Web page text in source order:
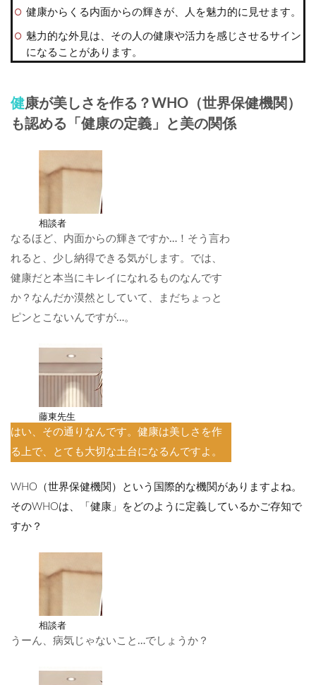
健康からくる内面からの輝きが、人を魅力的に見せます。
魅力的な外見は、その人の健康や活力を感じさせるサイン
になることがあります。
健康が美しさを作る？WHO（世界保健機関）
も認める「健康の定義」と美の関係
相談者
なるほど、内面からの輝きですか…！そう言わ
れると、少し納得できる気がします。では、
健康だと本当にキレイになれるものなんです
か？なんだか漠然としていて、まだちょっと
ピンとこないんですが…。
藤東先生
はい、その通りなんです。健康は美しさを作
る上で、とても大切な土台になるんですよ。
WHO（世界保健機関）という国際的な機関がありますよね。
そのWHOは、「健康」をどのように定義しているかご存知で
すか？
相談者
うーん、病気じゃないこと…でしょうか？